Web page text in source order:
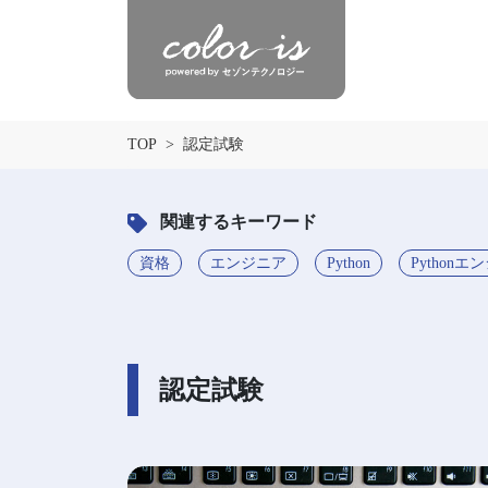
TOP 認定試験
関連するキーワード
資格 エンジニア Python Pythonエ
認定試験